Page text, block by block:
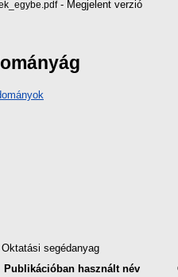
- Megjelent verzió
Oktatási segédanyag
Publikációban használt név